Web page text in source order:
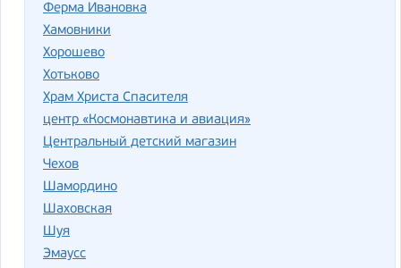
Ферма Ивановка
Хамовники
Хорошево
Хотьково
Храм Христа Спасителя
центр «Космонавтика и авиация»
Центральный детский магазин
Чехов
Шамордино
Шаховская
Шуя
Эмаусс